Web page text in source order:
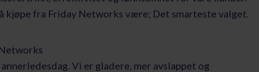
kjøpe fra Friday Networks være; Det smarteste valget.
Vi er gladere, mer avslappet og